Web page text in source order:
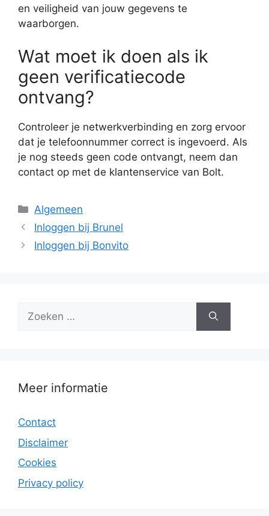
en veiligheid van jouw gegevens te
waarborgen.
Wat moet ik doen als ik
geen verificatiecode
ontvang?
Controleer je netwerkverbinding en zorg ervoor
dat je telefoonnummer correct is ingevoerd. Als
je nog steeds geen code ontvangt, neem dan
contact op met de klantenservice van Bolt.
Categorieën
Algemeen
Inloggen bij Brunel
Inloggen bij Bonvito
Zoek
Meer informatie
Contact
Disclaimer
Cookies
Privacy policy